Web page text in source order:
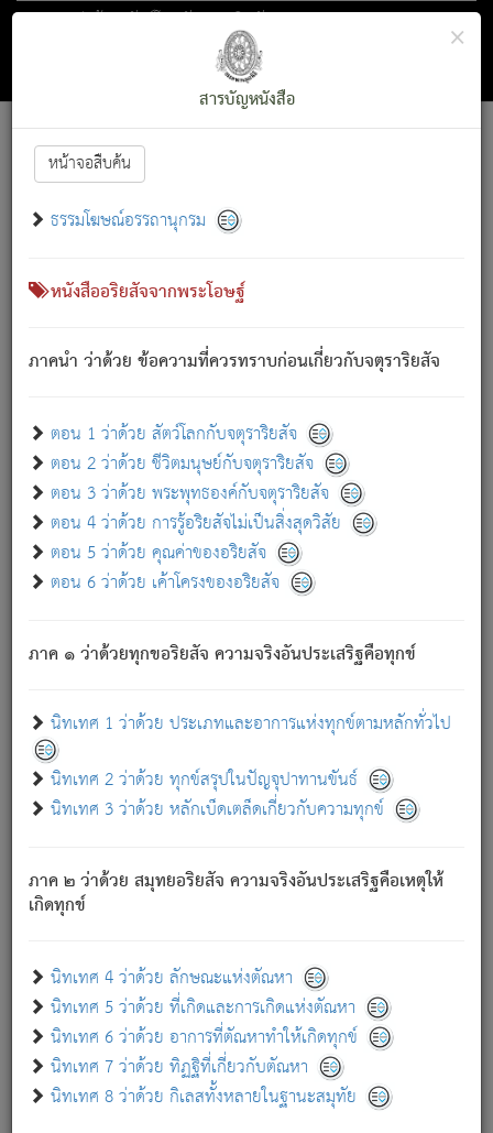
ตอน 1 ว่าด้วย สัตว์โลกกับจตุราริยสัจ
สารบัญ×
สารบัญหนังสือ
หน้าจอสืบค้น
ธรรมโฆษณ์อรรถานุกรม
หนังสืออริยสัจจากพระโอษฐ์
ภาคนำ ว่าด้วย ข้อความที่ควรทราบก่อนเกี่ยวกับจตุราริยสัจ
ตอน 1 ว่าด้วย สัตว์โลกกับจตุราริยสัจ
ตอน 2 ว่าด้วย ชีวิตมนุษย์กับจตุราริยสัจ
ตอน 3 ว่าด้วย พระพุทธองค์กับจตุราริยสัจ
ตอน 4 ว่าด้วย การรู้อริยสัจไม่เป็นสิ่งสุดวิสัย
ตอน 5 ว่าด้วย คุณค่าของอริยสัจ
ตอน 6 ว่าด้วย เค้าโครงของอริยสัจ
ภาค ๑ ว่าด้วยทุกขอริยสัจ ความจริงอันประเสริฐคือทุกข์
นิทเทศ 1 ว่าด้วย ประเภทและอาการแห่งทุกข์ตามหลักทั่วไป
นิทเทศ 2 ว่าด้วย ทุกข์สรุปในปัญจุปาทานขันธ์
นิทเทศ 3 ว่าด้วย หลักเบ็ดเตล็ดเกี่ยวกับความทุกข์
ภาค ๒ ว่าด้วย สมุทยอริยสัจ ความจริงอันประเสริฐคือเหตุให้
เกิดทุกข์
นิทเทศ 4 ว่าด้วย ลักษณะแห่งตัณหา
นิทเทศ 5 ว่าด้วย ที่เกิดและการเกิดแห่งตัณหา
นิทเทศ 6 ว่าด้วย อาการที่ตัณหาทำให้เกิดทุกข์
นิทเทศ 7 ว่าด้วย ทิฏฐิที่เกี่ยวกับตัณหา
นิทเทศ 8 ว่าด้วย กิเลสทั้งหลายในฐานะสมุทัย
Font :15 ]||
สัตว์โลกนี้ เกิดความเดือดร้อนแล้ว มีผัสสะบังหน้า
เขาสำคัญสิ่งใด โดยความเป็นประการใด แต่สิ่งนั้นย่อมเป็น
(ตามที่เป็นจริง) โดยประการอื่นจากที่เขาสำคัญนั้น
สัตว์โลกติดข้องอยู่ในภพ ถูกภพบังหน้าแล้ว มีภพโดยความ
เป็นอย่างอื่น (จากที่มันเป็นอยู่จริง) จึงได้เพลิดเพลินยิ่งนักในภพ
เขาเพลิดเพลินยิ่งนักในสิ่งใด สิ่งนั้นเป็นภัย (ที่เขาไม่รู้จัก)
เขากลัวต่อสิ่งใดสิ่งนั้นเป็นทุกข์
พรหมจรรย์นี้ อันบุคคลย่อมประพฤติ ก็เพื่อการละขาดซึ่ง
ภพ.
สมณะหรือพราหมณ์เหล่าใด กล่าวความหลุดพ้นจากภพว่า
มีได้เพราะภพ เรากล่าวว่า สมณะหรือพราหมณ์ทั้งปวงนั้น
มิใช่ผู้หลดพ้นจากภพ.
ภพ ว่ามีได้เพราะวิภพ[2]: เรากล่าวว่า สมณะหรือพราหมณ์ทั้ง
ปวงนั้น ก็ยังสลัดภพออกไปไม่ได้.
ก็ทุกข์นี้มีขึ้น เพราะอาศัยซึ่งอุปธิทั้งปวง.
เพราะความสิ้นไปแห่งอุปาทานทั้งปวง ความเกิดขึ้นแห่ง
ทุกข์จึงไม่มี.
ท่านจงดูโลกนี้เถิด (จะเห็นว่า) สัตว์ทั้งหลายอันอวิชาหนา
แน่นบังหนาแล้ว; และว่า สัตว์ผู้ยินดีในภพอันเป็นแล้วนั้น ย่อม
อันเป็นไปในที่หรือเวลาทั้งปวง[3]เพื่อความมีแห่งประโยชน์โดย
ประการทั้งปวง; ภพทั้งหลายทั้งหมดนั้น ไม่เที่ยง เป็นทุกข์ มี
ความแปรปรวนเป็นธรรมดา.
อย่างนี้อยู่; เขาย่อมละภวตัณหาได้ และไม่เพลิดเพลินวิภวตัณหา
ด้วย.
ความดับเพราะความสำรอกไม่เหลือ (แห่งภพทั้งหลาย)
เพราะความสิ้นไปแห่งตัณหาโดยประการทั้งปวง นั้นคือ
นิพพาน.
ภพใหม่ย่อมไม่มีแก่ภิกษุนั้น ผู้ดับเย็นสนิทแล้ว เพราะไม่มี